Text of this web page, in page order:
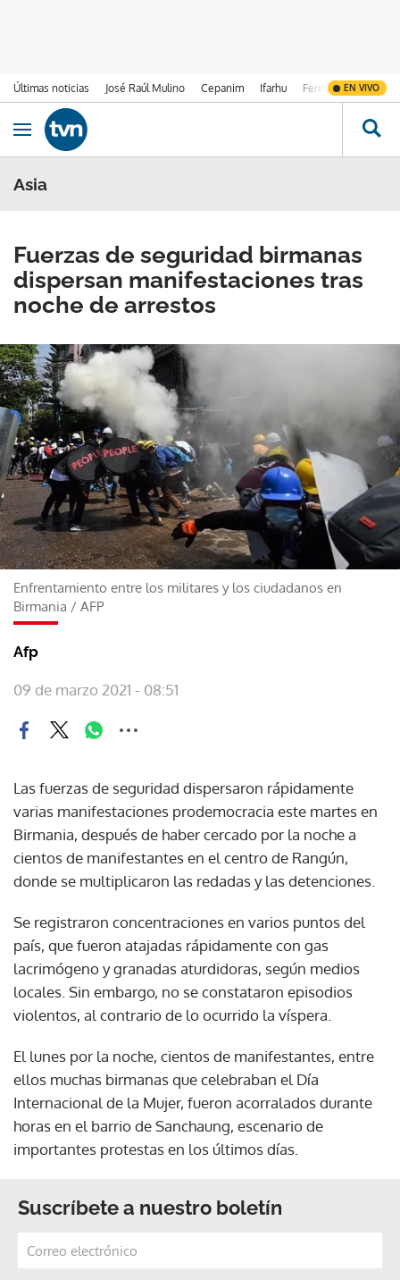
Últimas noticias José Raúl Mulino Cepanim Ifarhu Fenómeno de El
EN VIVO
Ir al contenido
Obrir navegació
Asia
Fuerzas de seguridad birmanas
dispersan manifestaciones tras
noche de arrestos
Enfrentamiento entre los militares y los ciudadanos en
Birmania / AFP
Afp
09 de marzo 2021 - 08:51
Las fuerzas de seguridad dispersaron rápidamente
varias manifestaciones prodemocracia este martes en
Birmania, después de haber cercado por la noche a
cientos de manifestantes en el centro de Rangún,
donde se multiplicaron las redadas y las detenciones.
Se registraron concentraciones en varios puntos del
país, que fueron atajadas rápidamente con gas
lacrimógeno y granadas aturdidoras, según medios
locales. Sin embargo, no se constataron episodios
violentos, al contrario de lo ocurrido la víspera.
El lunes por la noche, cientos de manifestantes, entre
ellos muchas birmanas que celebraban el Día
Internacional de la Mujer, fueron acorralados durante
horas en el barrio de Sanchaung, escenario de
importantes protestas en los últimos días.
Suscríbete a nuestro boletín